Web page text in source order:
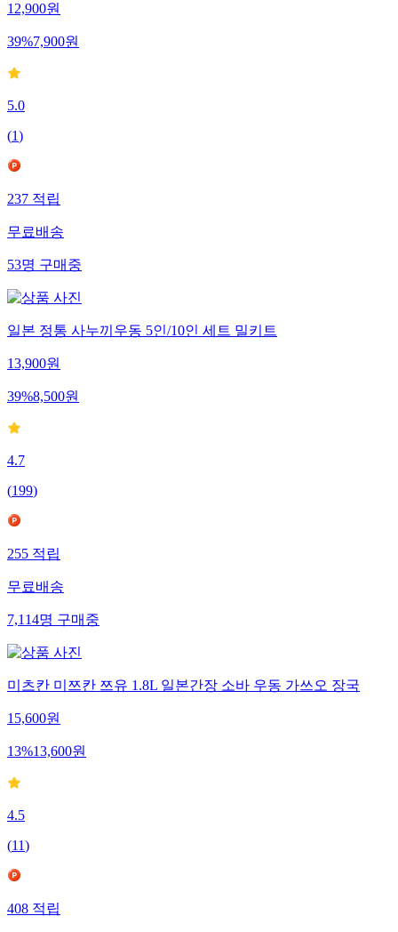
12,900원
39%7,900원
5.0
(1)
237 적립
무료배송
53명 구매중
일본 정통 사누끼우동 5인/10인 세트 밀키트
13,900원
39%8,500원
4.7
(199)
255 적립
무료배송
7,114명 구매중
미츠칸 미쯔칸 쯔유 1.8L 일본간장 소바 우동 가쓰오 장국
15,600원
13%13,600원
4.5
(11)
408 적립